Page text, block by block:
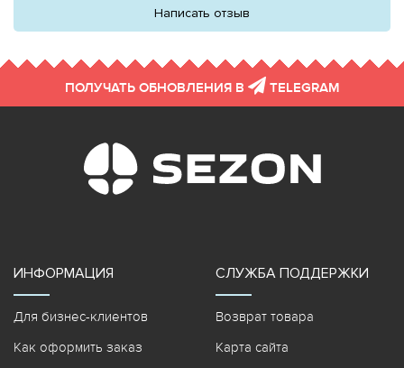
Написать отзыв
ПОЛУЧАТЬ ОБНОВЛЕНИЯ В TELEGRAM
ИНФОРМАЦИЯ
Для бизнес-клиентов
Как оформить заказ
СЛУЖБА ПОДДЕРЖКИ
Возврат товара
Карта сайта